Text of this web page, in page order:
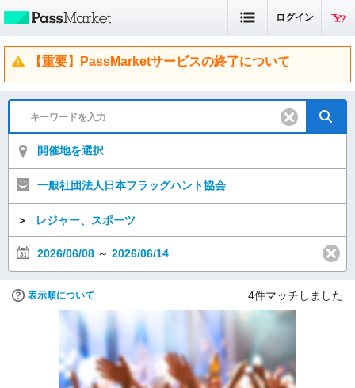
ログイン
【重要】PassMarketサービスの終了について
開催地を選択
一般社団法人日本フラッグハント協会
＞ レジャー、スポーツ
2026/06/08 ～ 2026/06/14
表示順について 4件マッチしました